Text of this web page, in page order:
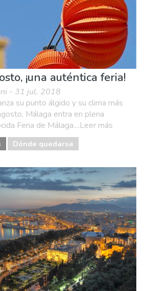
¡una auténtica feria!
- 31 jul. 2018
su punto álgido y su clima más
Málaga entra en plena
Feria de Málaga....Leer más
Dónde quedarse